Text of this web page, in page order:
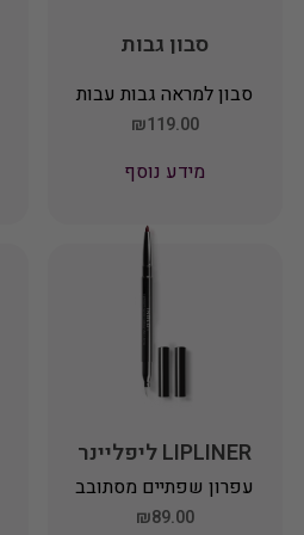
סבון גבות
סבון למראה גבות עבות
ומלאות בעיצוב עמיד
₪119.00
מידע נוסף
LIPLINER ליפליינר
INGLOT
עפרון שפתיים מסתובב
ללא חידוד ובקצה האחר
₪89.00